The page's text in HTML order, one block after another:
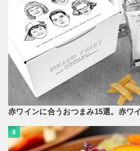
赤ワインに合うおつまみ15選。赤ワ
8